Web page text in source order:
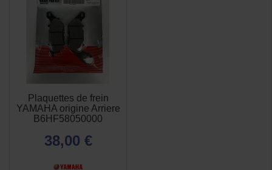
Plaquettes de frein
YAMAHA origine Arriere
B6HF58050000
38,00 €